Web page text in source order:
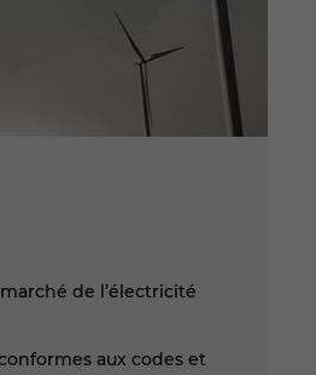
de l’électricité
aux codes et